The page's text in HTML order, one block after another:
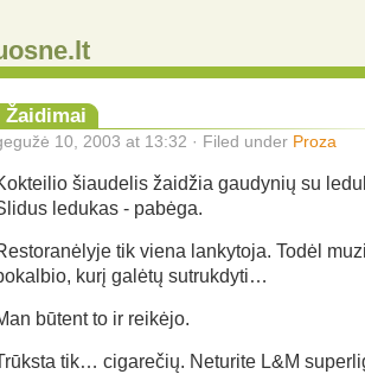
Žaidimai
10, 2003 at 13:32 · Filed under Proza
šiaudelis žaidžia gaudynių su
ledukas - pabėga.
tik viena lankytoja. Todėl
kurį galėtų sutrukdyti…
būtent to ir reikėjo.
tik… cigarečių. Neturite L&M